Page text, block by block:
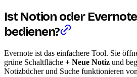
Ist Notion oder
bedienen?
Evernote ist das einfachere Tool. Sie
grüne Schaltfläche + Neue Notiz und
Notizbücher und Suche funktionieren